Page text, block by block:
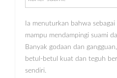
Ia menuturkan bahwa
mampu mendampingi suami
Banyak godaan dan
betul-betul kuat dan teguh
sendiri.